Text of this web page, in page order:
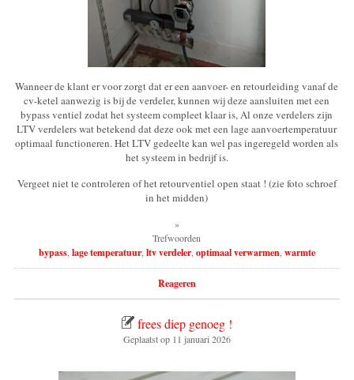
Wanneer de klant er voor zorgt dat er een aanvoer- en retourleiding vanaf de
cv-ketel aanwezig is bij de verdeler, kunnen wij deze aansluiten met een
bypass ventiel zodat het systeem compleet klaar is, Al onze verdelers zijn
LTV verdelers wat betekend dat deze ook met een lage aanvoertemperatuur
optimaal functioneren. Het LTV gedeelte kan wel pas ingeregeld worden als
het systeem in bedrijf is.
Vergeet niet te controleren of het retourventiel open staat ! (zie foto schroef
in het midden)
»
Trefwoorden
bypass, lage temperatuur, ltv verdeler, optimaal verwarmen warmte
Reageren
frees diep genoeg !
Geplaatst op 11 januari 2026